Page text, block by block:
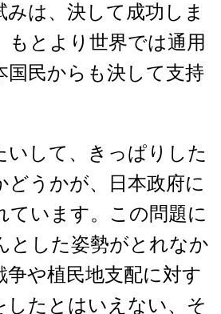
みは、決して成功しま
もとより世界では通用
国民からも決して支持
して、きっぱりした
どうかが、日本政府に
ています。この問題に
とした姿勢がとれなか
争や植民地支配に対す
したとはいえない、そ